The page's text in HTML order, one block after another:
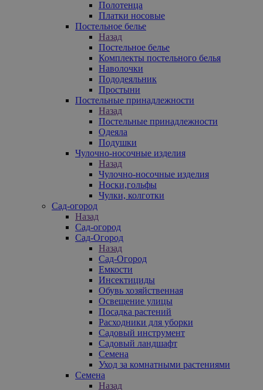
Полотенца
Платки носовые
Постельное белье
Назад
Постельное белье
Комплекты постельного белья
Наволочки
Пододеяльник
Простыни
Постельные принадлежности
Назад
Постельные принадлежности
Одеяла
Подушки
Чулочно-носочные изделия
Назад
Чулочно-носочные изделия
Носки,гольфы
Чулки, колготки
Сад-огород
Назад
Сад-огород
Сад-Огород
Назад
Сад-Огород
Емкости
Инсектициды
Обувь хозяйственная
Освещение улицы
Посадка растений
Расходники для уборки
Садовый инструмент
Садовый ландшафт
Семена
Уход за комнатными растениями
Семена
Назад